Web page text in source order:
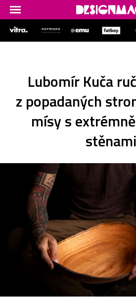
Lubomír Kuča
z popadaných
mísy s
stěnami